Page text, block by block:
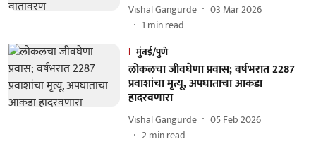
Vishal Gangurde
03 Mar 2026
1 min read
मुंबई/पुणे
लोकलचा जीवघेणा प्रवास; वर्षभरात 2287
प्रवाशांचा मृत्यू, अपघाताचा आकडा
हादरवणारा
Vishal Gangurde
05 Feb 2026
2min read